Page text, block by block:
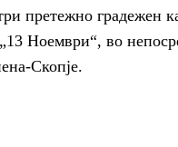
претежно градежен
Ноември“, во
Скопје.